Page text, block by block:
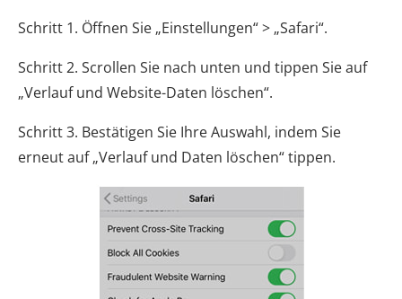
Schritt 1. Öffnen Sie „Einstellungen“ > „Safari“.
Schritt 2. Scrollen Sie nach unten und tippen Sie auf
„Verlauf und Website-Daten löschen“.
Schritt 3. Bestätigen Sie Ihre Auswahl, indem Sie
erneut auf „Verlauf und Daten löschen“ tippen.